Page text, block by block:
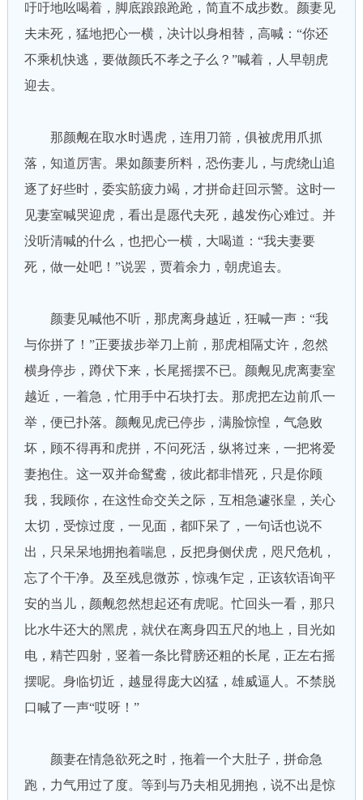
吁吁地吆喝着，脚底踉踉跄跄，简直不成步数。颜妻见
夫未死，猛地把心一横，决计以身相替，高喊：“你还
不乘机快逃，要做颜氏不孝之子么？”喊着，人早朝虎
迎去。
那颜觍在取水时遇虎，连用刀箭，俱被虎用爪抓
落，知道厉害。果如颜妻所料，恐伤妻儿，与虎绕山追
逐了好些时，委实筋疲力竭，才拼命赶回示警。这时一
见妻室喊哭迎虎，看出是愿代夫死，越发伤心难过。并
没听清喊的什么，也把心一横，大喝道：“我夫妻要
死，做一处吧！”说罢，贾着余力，朝虎追去。
颜妻见喊他不听，那虎离身越近，狂喊一声：“我
与你拼了！”正要拔步举刀上前，那虎相隔丈许，忽然
横身停步，蹲伏下来，长尾摇摆不已。颜觍见虎离妻室
越近，一着急，忙用手中石块打去。那虎把左边前爪一
举，便已扑落。颜觍见虎已停步，满脸惊惶，气急败
坏，顾不得再和虎拼，不问死活，纵将过来，一把将爱
妻抱住。这一双并命鸳鸯，彼此都非惜死，只是你顾
我，我顾你，在这性命交关之际，互相急遽张皇，关心
太切，受惊过度，一见面，都吓呆了，一句话也说不
出，只呆呆地拥抱着喘息，反把身侧伏虎，咫尺危机，
忘了个干净。及至残息微苏，惊魂乍定，正该软语询平
安的当儿，颜觍忽然想起还有虎呢。忙回头一看，那只
比水牛还大的黑虎，就伏在离身四五尺的地上，目光如
电，精芒四射，竖着一条比臂膀还粗的长尾，正左右摇
摆呢。身临切近，越显得庞大凶猛，雄威逼人。不禁脱
口喊了一声“哎呀！”
颜妻在情急欲死之时，拖着一个大肚子，拼命急
跑，力气用过了度。等到与乃夫相见拥抱，说不出是惊